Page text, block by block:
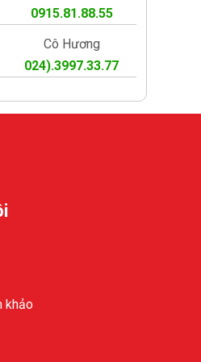
0915.81.88.55
Cô Hương
024).3997.33.77
khảo